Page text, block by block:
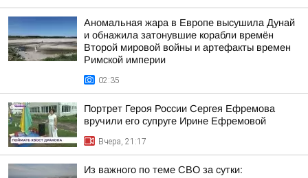
Аномальная жара в Европе высушила Дунай
и обнажила затонувшие корабли времён
Второй мировой войны и артефакты времен
Римской империи
02:35
Портрет Героя России Сергея Ефремова
вручили его супруге Ирине Ефремовой
Вчера, 21:17
Из важного по теме СВО за сутки: